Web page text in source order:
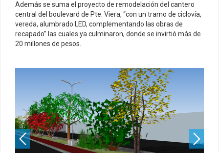
Además se suma el proyecto de remodelación del cantero
central del boulevard de Pte. Viera, “con un tramo de ciclovía,
vereda, alumbrado LED, complementando las obras de
recapado” las cuales ya culminaron, donde se invirtió más de
20 millones de pesos.